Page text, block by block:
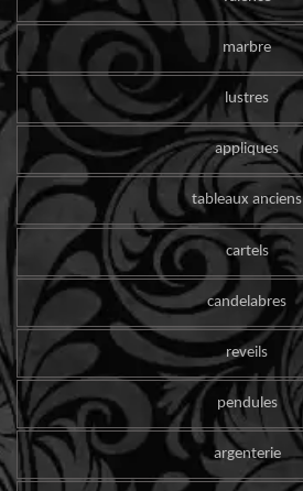
marbre
lustres
appliques
tableaux anciens
cartels
candelabres
reveils
pendules
argenterie